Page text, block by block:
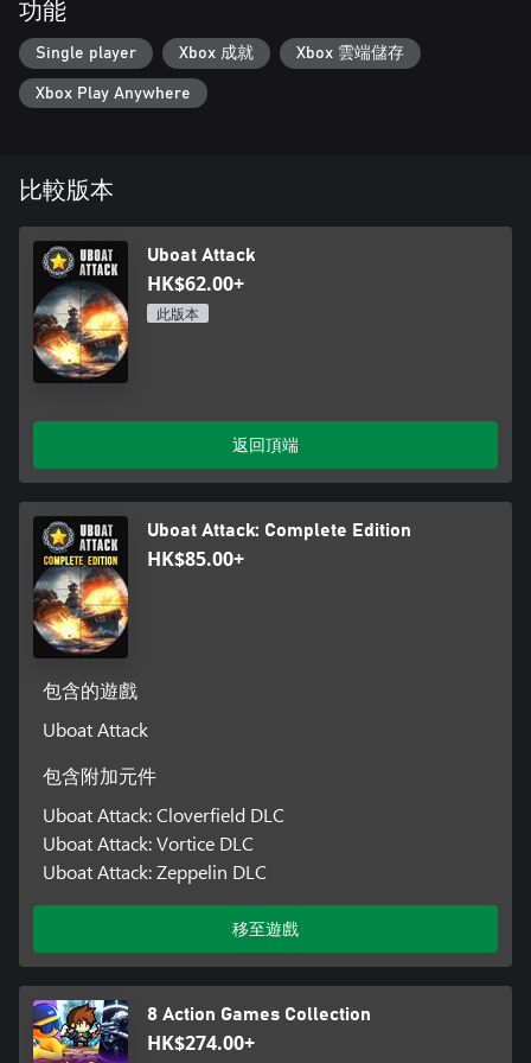
功能
Single player Xbox 成就 Xbox 雲端儲存
Xbox Play Anywhere
比較版本
Uboat Attack
HK$62.00+
此版本
返回頂端
Uboat Attack: Complete Edition
HK$85.00+
包含的遊戲
Uboat Attack
包含附加元件
Uboat Attack: Cloverfield DLC
Uboat Attack: Vortice DLC
Uboat Attack: Zeppelin DLC
移至遊戲
8 Action Games Collection
HK$274.00+